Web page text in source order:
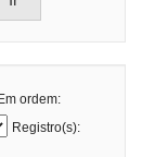
ordem:
Registro(s):